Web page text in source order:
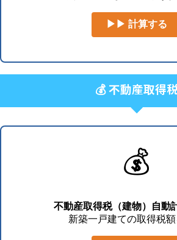
▶▶ 計算する
💰 不動産取得
💰
不動産取得税（建物）自動
新築一戸建ての取得税